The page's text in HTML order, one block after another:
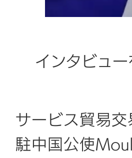
インタビュ
サービス貿易
駐中国公使